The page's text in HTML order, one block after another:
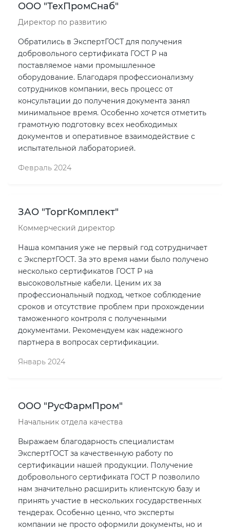
ООО "ТехПромСнаб"
Директор по развитию
Обратились в ЭкспертГОСТ для получения
добровольного сертификата ГОСТ Р на
поставляемое нами промышленное
оборудование. Благодаря профессионализму
сотрудников компании, весь процесс от
консультации до получения документа занял
минимальное время. Особенно хочется отметить
грамотную подготовку всех необходимых
документов и оперативное взаимодействие с
испытательной лабораторией.
Февраль 2024
ЗАО "ТоргКомплект"
Коммерческий директор
Наша компания уже не первый год сотрудничает
с ЭкспертГОСТ. За это время нами было получено
несколько сертификатов ГОСТ Р на
высоковольтные кабели. Ценим их за
профессиональный подход, четкое соблюдение
сроков и отсутствие проблем при прохождении
таможенного контроля с полученными
документами. Рекомендуем как надежного
партнера в вопросах сертификации.
Январь 2024
ООО "РусФармПром"
Начальник отдела качества
Выражаем благодарность специалистам
ЭкспертГОСТ за качественную работу по
сертификации нашей продукции. Получение
добровольного сертификата ГОСТ Р позволило
нам значительно расширить клиентскую базу и
принять участие в нескольких государственных
тендерах. Особенно ценно, что эксперты
компании не просто оформили документы, но и